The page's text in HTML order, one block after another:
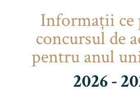
Informaţii ce
concursul de
pentru anul
2026 -